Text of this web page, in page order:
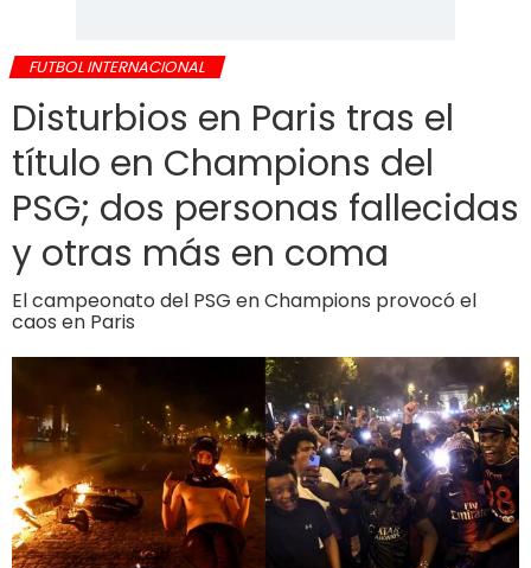
FUTBOL INTERNACIONAL
Disturbios en Paris tras el
título en Champions del
PSG; dos personas fallecidas
y otras más en coma
El campeonato del PSG en Champions provocó el
caos en Paris